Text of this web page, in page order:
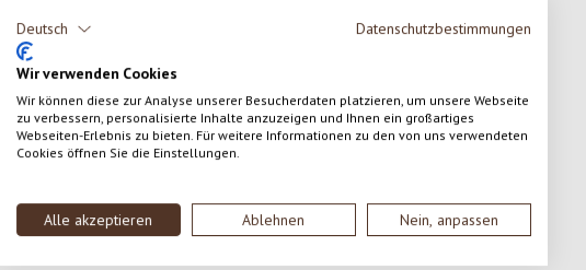
Deutsch Datenschutzbestimmungen
Wir verwenden Cookies
Wir können diese zur Analyse unserer Besucherdaten platzieren, um unsere Webseite
zu verbessern, personalisierte Inhalte anzuzeigen und Ihnen ein großartiges
Webseiten-Erlebnis zu bieten. Für weitere Informationen zu den von uns verwendeten
Cookies öffnen Sie die Einstellungen.
Alle akzeptieren Ablehnen Nein, anpassen
Produktgalerie überspringen